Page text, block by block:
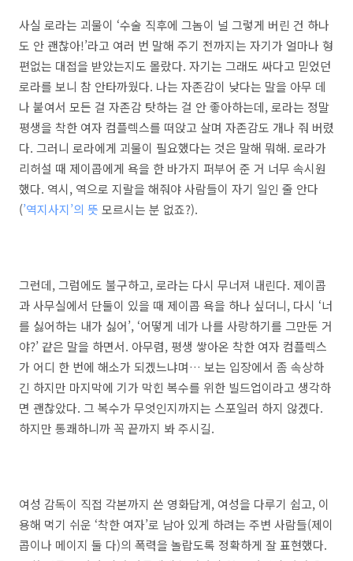
사실 로라는 괴물이 ‘수술 직후에 그놈이 널 그렇게 버린 건 하나
도 안 괜찮아!’라고 여러 번 말해 주기 전까지는 자기가 얼마나 형
편없는 대접을 받았는지도 몰랐다. 자기는 그래도 싸다고 믿었던
로라를 보니 참 안타까웠다. 나는 자존감이 낮다는 말을 아무 데
나 붙여서 모든 걸 자존감 탓하는 걸 안 좋아하는데, 로라는 정말
평생을 착한 여자 컴플렉스를 떠앉고 살며 자존감도 개나 줘 버렸
다. 그러니 로라에게 괴물이 필요했다는 것은 말해 뭐해. 로라가
리허설 때 제이콥에게 욕을 한 바가지 퍼부어 준 거 너무 속시원
했다. 역시, 역으로 지랄을 해줘야 사람들이 자기 일인 줄 안다
(’역지사지’의 뜻 모르시는 분 없죠?).
그런데, 그럼에도 불구하고, 로라는 다시 무너져 내린다. 제이콥
과 사무실에서 단둘이 있을 때 제이콥 욕을 하나 싶더니, 다시 ‘너
를 싫어하는 내가 싫어’, ‘어떻게 네가 나를 사랑하기를 그만둔 거
야?’ 같은 말을 하면서. 아무렴, 평생 쌓아온 착한 여자 컴플렉스
가 어디 한 번에 해소가 되겠느냐며… 보는 입장에서 좀 속상하
긴 하지만 마지막에 기가 막힌 복수를 위한 빌드업이라고 생각하
면 괜찮았다. 그 복수가 무엇인지까지는 스포일러 하지 않겠다.
하지만 통쾌하니까 꼭 끝까지 봐 주시길.
여성 감독이 직접 각본까지 쓴 영화답게, 여성을 다루기 쉽고, 이
용해 먹기 쉬운 ‘착한 여자’로 남아 있게 하려는 주변 사람들(제이
콥이나 메이지 둘 다)의 폭력을 놀랍도록 정확하게 잘 표현했다.